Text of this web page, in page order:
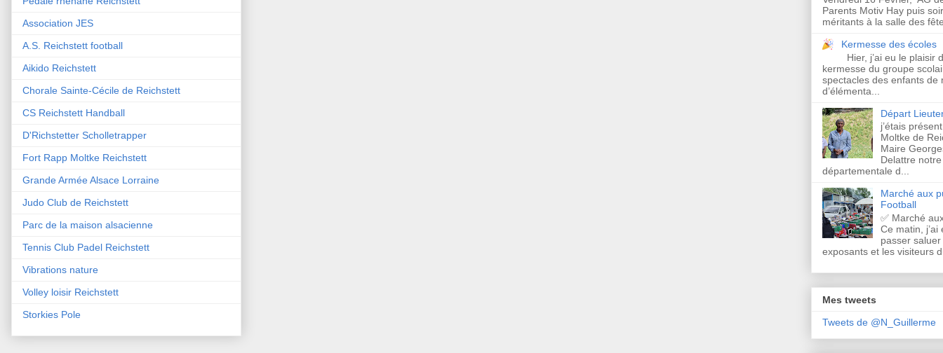
Association JES
A.S. Reichstett football
Aikido Reichstett
Chorale Sainte-Cécile de Reichstett
CS Reichstett Handball
D'Richstetter Scholletrapper
Fort Rapp Moltke Reichstett
Grande Armée Alsace Lorraine
Judo Club de Reichstett
Parc de la maison alsacienne
Tennis Club Padel Reichstett
Vibrations nature
Volley loisir Reichstett
Storkies Pole
Parents Motiv Hay puis
méritants à la salle des
Kermesse des écoles
Hier, j’ai eu le plaisir
kermesse du groupe
spectacles des enfants de
d’élémenta...
Départ
j’étais
Moltke de
Maire
Delattre
départementale d...
Marché aux
Football
✅ Marché
Ce matin, j’ai
passer
exposants et les visiteurs
Mes tweets
Tweets de @N_Guillerme